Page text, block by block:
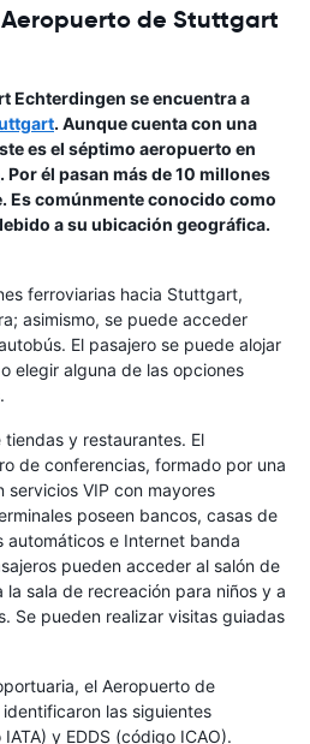
Aeropuerto de Stuttgart
Echterdingen se encuentra a
. Aunque cuenta con una
es el séptimo aeropuerto en
. Por él pasan más de 10 millones
Es comúnmente conocido como
a su ubicación geográfica.
ferroviarias hacia Stuttgart,
asimismo, se puede acceder
El pasajero se puede alojar
elegir alguna de las opciones
y restaurantes. El
de conferencias, formado por una
servicios VIP con mayores
poseen bancos, casas de
automáticos e Internet banda
pueden acceder al salón de
la sala de recreación para niños y a
Se pueden realizar visitas guiadas
el Aeropuerto de
las siguientes
y EDDS (código ICAO).